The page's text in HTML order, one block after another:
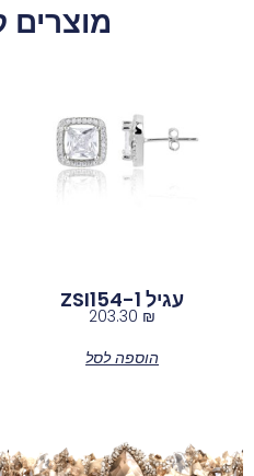
מוצרים
עגיל ZSI154-1
203.30 ₪
הוספה לסל